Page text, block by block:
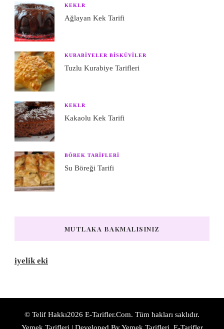
KEKLR
Ağlayan Kek Tarifi
KURABIYELER BISKÜVILER
Tuzlu Kurabiye Tarifleri
KEKLR
Kakaolu Kek Tarifi
BÖREK TARIFLERI
Su Böreği Tarifi
MUTLAKA BAKMALISINIZ
iyelik eki
© Telif Hakkı2026 E-Tarifler.Com. Tüm hakları saklıdır.